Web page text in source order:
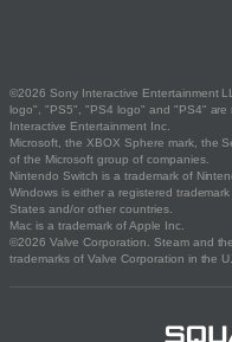
©2026 Sony Interactive Entertainment
logo", "PS5", "PS4 logo" and "PS4" are
Interactive Entertainment Inc.
Microsoft, the XBOX Sphere mark, the
of the Microsoft group of companies.
Nintendo Switch is a trademark of
Windows is either a registered
States and/or other countries.
Mac is a trademark of Apple Inc.
©2026 Valve Corporation. Steam and
trademarks of Valve Corporation in the